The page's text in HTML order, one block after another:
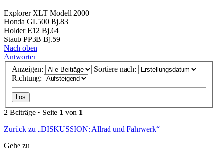
Explorer XLT Modell 2000
Honda GL500 Bj.83
Holder E12 Bj.64
Staub PP3B Bj.59
Nach oben
Antworten
Anzeigen:
Sortiere nach:
Richtung:
2 Beiträge • Seite 1 von 1
Zurück zu „DISKUSSION: Allrad und Fahrwerk“
Gehe zu